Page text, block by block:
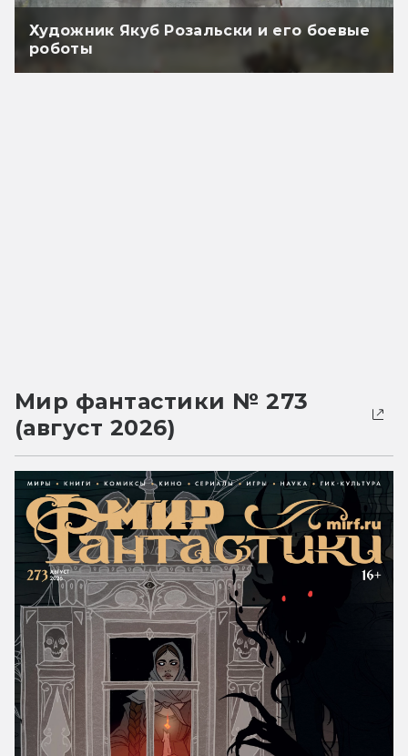
Художник Якуб Розальски и его боевые
роботы
Мир фантастики № 273
(август 2026)